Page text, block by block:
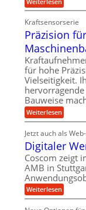
n
d
e
r
i
e
b
e
f
ü
r
r
a
u
e
U
m
u
d
A
u
f
t
r
a
g
s
i
n
g
a
n
g
l
o
s
e
,
w
e
n
i
g
e
r
S
t
e
l
l
Z
h
n
s
t
a
n
g
e
n
g
e
t
r
i
b
e
f
ü
r
p
r
Kraftsensorserie
Präzision
für hohe
Vielseitigkeit.
Bauweise
Weiterlesen:
P
ä
z
i
s
i
o
n
f
ü
Jetzt auch als
Digitaler
Coscom zeigt
AMB in
Weiterlesen:
D